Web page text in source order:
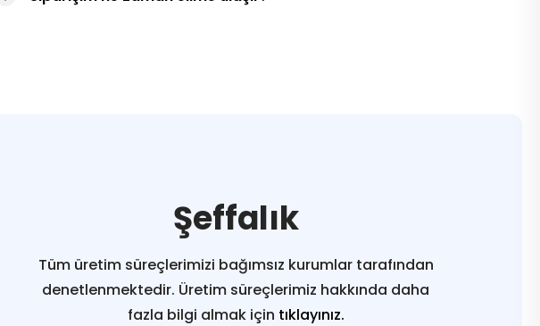
Şeffalık
Tüm üretim süreçlerimizi bağımsız kurumlar tarafından
denetlenmektedir. Üretim süreçlerimiz hakkında daha
fazla bilgi almak için tıklayınız.